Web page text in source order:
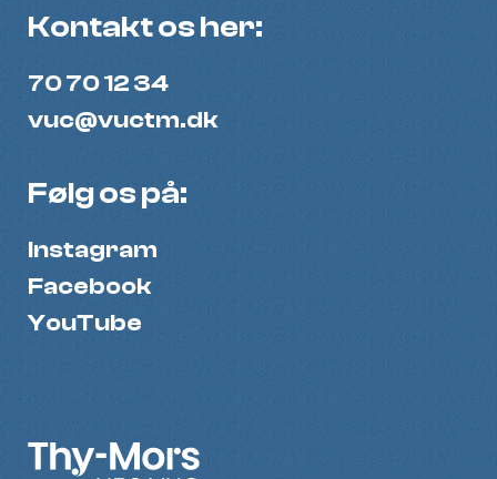
Kontakt os her:
70 70 12 34
vuc@vuctm.dk
Følg os på:
Instagram
Facebook
YouTube